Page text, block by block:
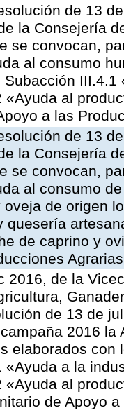
de 13
la Consejería
se convocan,
al consumo
«Ayuda al
a las
de 13
la Consejería
se convocan,
al consumo
de origen
quesería
de caprino y
2016, de la
de 13 de
2016
elaborados
«Ayuda a la
«Ayuda al
de Apoyo